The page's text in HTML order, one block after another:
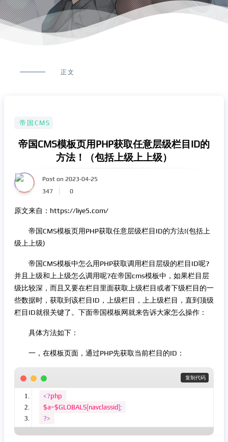
正文
帝国CMS
帝国CMS模板页用PHP获取任意层级栏目ID的
方法！（包括上级上上级）
Post on 2023-04-25
347
0
原文来自：https://liye5.com/
帝国CMS模板页用PHP获取任意层级栏目ID的方法!(包括上
级上上级)
帝国CMS模板中怎么用PHP获取调用栏目层级的栏目ID呢?
并且上级和上上级怎么调用呢?在帝国cms模板中，如果栏目层
级比较深，而且又要在栏目里面获取上级栏目或者下级栏目的一
些数据时，获取到该栏目ID，上级栏目，上上级栏目，直到顶级
栏目ID就很关键了。下面帝国模板网就来告诉大家怎么操作：
具体方法如下：
一，在模板页面，通过PHP先获取当前栏目的ID：
复制代码
<?php
$a=$GLOBALS[navclassid];
?>